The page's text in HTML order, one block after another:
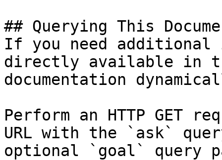
## Querying This
If you need
directly available in
documentation
Perform an HTTP GET
URL with the `ask`
optional `goal` query